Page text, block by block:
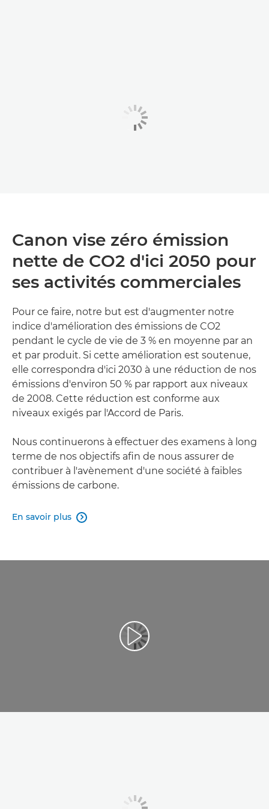
Canon vise zéro émission
nette de CO2 d'ici 2050 pour
ses activités commerciales
Pour ce faire, notre but est d'augmenter notre
indice d'amélioration des émissions de CO2
pendant le cycle de vie de 3 % en moyenne par an
et par produit. Si cette amélioration est soutenue,
elle correspondra d'ici 2030 à une réduction de nos
émissions d'environ 50 % par rapport aux niveaux
de 2008. Cette réduction est conforme aux
niveaux exigés par l'Accord de Paris.
Nous continuerons à effectuer des examens à long
terme de nos objectifs afin de nous assurer de
contribuer à l'avènement d'une société à faibles
émissions de carbone.
En savoir plus 